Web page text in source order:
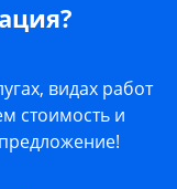
видах работ
стоимость и